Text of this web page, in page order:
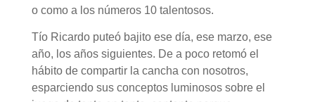
o como a los números 10 talentosos.
Tío Ricardo puteó bajito ese día, ese marzo, ese
año, los años siguientes. De a poco retomó el
hábito de compartir la cancha con nosotros,
esparciendo sus conceptos luminosos sobre el